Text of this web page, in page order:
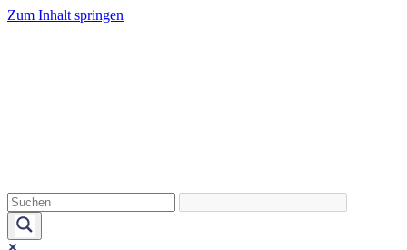
Zum Inhalt springen